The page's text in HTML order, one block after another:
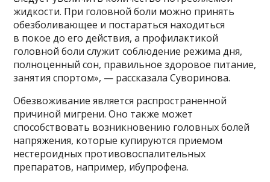
жидкости. При головной боли можно принять
обезболивающее и постараться находиться
в покое до его действия, а профилактикой
головной боли служит соблюдение режима дня,
полноценный сон, правильное здоровое питание,
занятия спортом», — рассказала Суворинова.
Обезвоживание является распространенной
причиной мигрени. Оно также может
способствовать возникновению головных болей
напряжения, которые купируются приемом
нестероидных противовоспалительных
препаратов, например, ибупрофена.